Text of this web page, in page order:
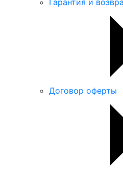
Договор оферты